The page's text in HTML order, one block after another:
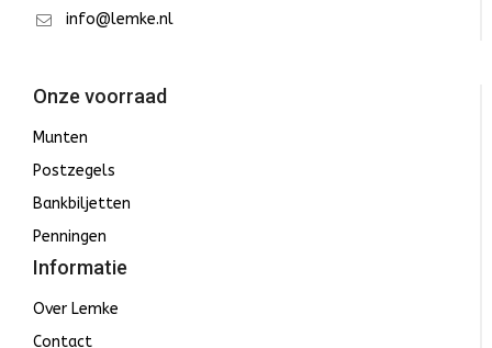
info@lemke.nl
Onze voorraad
Munten
Postzegels
Bankbiljetten
Penningen
Informatie
Over Lemke
Contact